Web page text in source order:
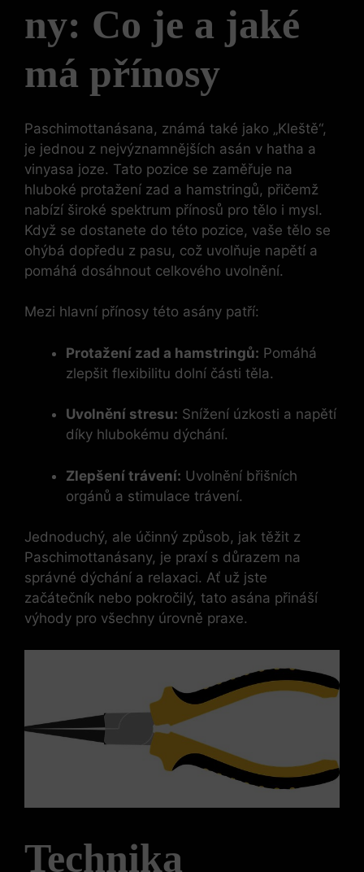
ny: Co je a jaké
má přínosy
Paschimottanásana, známá také jako „Kleště“,
je jednou z nejvýznamnějších asán v hatha a
vinyasa joze. Tato pozice se zaměřuje na
hluboké protažení zad a hamstringů, přičemž
nabízí široké spektrum přínosů pro tělo i mysl.
Když se dostanete do této pozice, vaše tělo se
ohýbá dopředu z pasu, což uvolňuje napětí a
pomáhá dosáhnout celkového uvolnění.
Mezi hlavní přínosy této asány patří:
Protažení zad a hamstringů: Pomáhá
zlepšit flexibilitu dolní části těla.
Uvolnění stresu: Snížení úzkosti a napětí
díky hlubokému dýchání.
Zlepšení trávení: Uvolnění břišních
orgánů a stimulace trávení.
Jednoduchý, ale účinný způsob, jak těžit z
Paschimottanásany, je praxí s důrazem na
správné dýchání a relaxaci. Ať už jste
začátečník nebo pokročilý, tato asána přináší
výhody pro všechny úrovně praxe.
Technika